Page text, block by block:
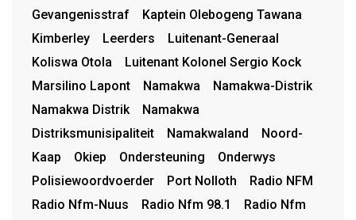
Gevangenisstraf
Kaptein Olebogeng Tawana
Kimberley
Leerders
Luitenant-Generaal
Koliswa Otola
Luitenant Kolonel Sergio Kock
Marsilino Lapont
Namakwa
Namakwa-Distrik
Namakwa Distrik
Namakwa
Distriksmunisipaliteit
Namakwaland
Noord-
Kaap
Okiep Ondersteuning
Onderwys
Polisiewoordvoerder
Port Nolloth
Radio NFM
Radio Nfm-Nuus
Radio Nfm 98.1
Radio Nfm